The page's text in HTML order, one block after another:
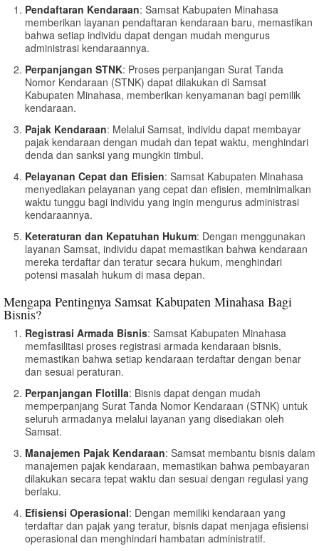
Pendaftaran Kendaraan: Samsat Kabupaten Minahasa
memberikan layanan pendaftaran kendaraan baru, memastikan
bahwa setiap individu dapat dengan mudah mengurus
administrasi kendaraannya.
Perpanjangan STNK: Proses perpanjangan Surat Tanda
Nomor Kendaraan (STNK) dapat dilakukan di Samsat
Kabupaten Minahasa, memberikan kenyamanan bagi pemilik
kendaraan.
Pajak Kendaraan: Melalui Samsat, individu dapat membayar
pajak kendaraan dengan mudah dan tepat waktu, menghindari
denda dan sanksi yang mungkin timbul.
Pelayanan Cepat dan Efisien: Samsat Kabupaten Minahasa
menyediakan pelayanan yang cepat dan efisien, meminimalkan
waktu tunggu bagi individu yang ingin mengurus administrasi
kendaraannya.
Keteraturan dan Kepatuhan Hukum: Dengan menggunakan
layanan Samsat, individu dapat memastikan bahwa kendaraan
mereka terdaftar dan teratur secara hukum, menghindari
potensi masalah hukum di masa depan.
Mengapa Pentingnya Samsat Kabupaten Minahasa Bagi
Bisnis?
Registrasi Armada Bisnis: Samsat Kabupaten Minahasa
memfasilitasi proses registrasi armada kendaraan bisnis,
memastikan bahwa setiap kendaraan terdaftar dengan benar
dan sesuai peraturan.
Perpanjangan Flotilla: Bisnis dapat dengan mudah
memperpanjang Surat Tanda Nomor Kendaraan (STNK) untuk
seluruh armadanya melalui layanan yang disediakan oleh
Samsat.
Manajemen Pajak Kendaraan: Samsat membantu bisnis dalam
manajemen pajak kendaraan, memastikan bahwa pembayaran
dilakukan secara tepat waktu dan sesuai dengan regulasi yang
berlaku.
Efisiensi Operasional: Dengan memiliki kendaraan yang
terdaftar dan pajak yang teratur, bisnis dapat menjaga efisiensi
operasional dan menghindari hambatan administratif.